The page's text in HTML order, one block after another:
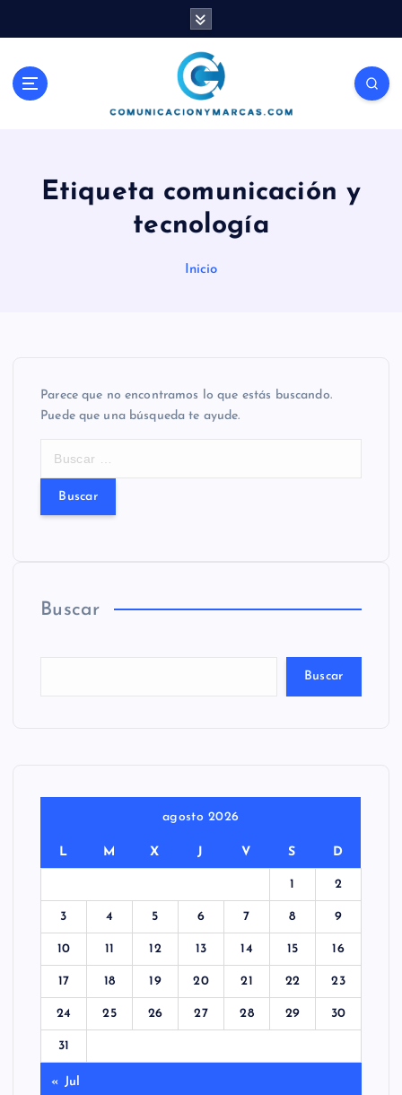
Comunicación, Marketing y Ventas
Etiqueta comunicación y
tecnología
Inicio
Parece que no encontramos lo que estás buscando.
Puede que una búsqueda te ayude.
Buscar
Buscar
agosto 2026
L M X J V S D
1 2
3 4 5 6 7 8 9
10 11 12 13 14 15 16
17 18 19 20 21 22 23
24 25 26 27 28 29 30
31
« Jul